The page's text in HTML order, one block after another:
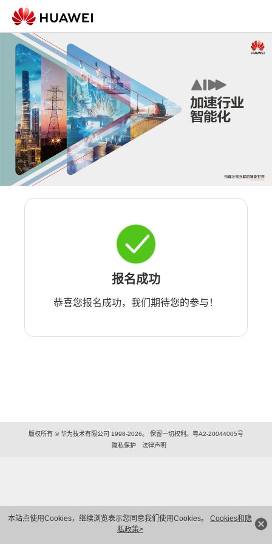
本站点使用Cookies，继续浏览表示您同意我们使用Cookies。 Cookies和隐
私政策>
报名成功
恭喜您报名成功，我们期待您的参与！
版权所有 © 华为技术有限公司 1998-2026。 保留一切权利。粤A2-20044005号
隐私保护
法律声明